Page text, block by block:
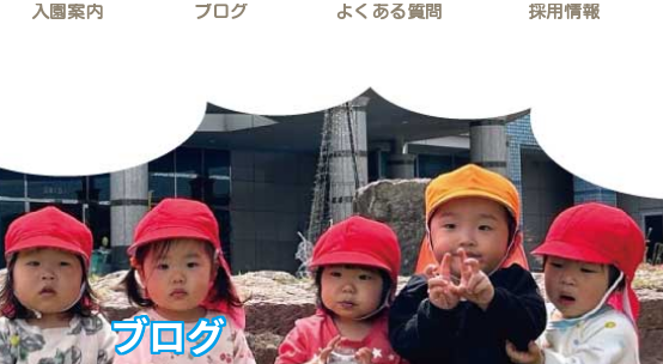
入園案内 ブログ よくある質問 採用情報
ブログ